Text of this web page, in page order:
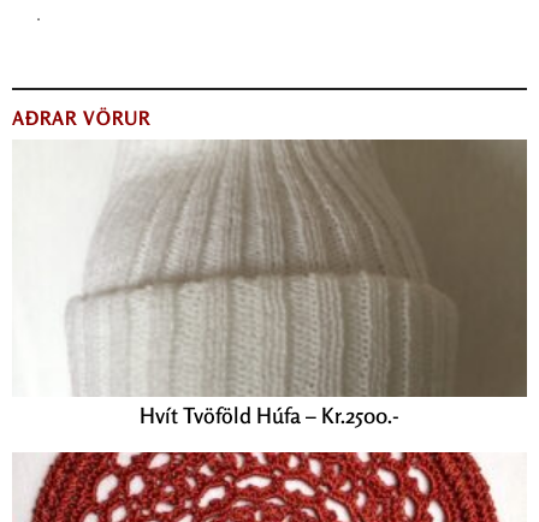
.
AÐRAR VÖRUR
Hvít Tvöföld Húfa – Kr.2500.-